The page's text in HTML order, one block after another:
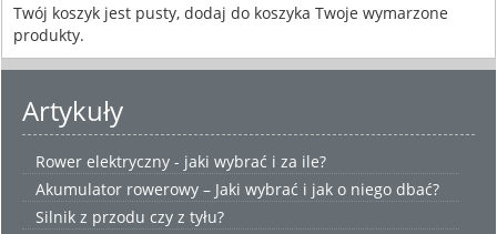
Twój koszyk jest pusty, dodaj do koszyka Twoje wymarzone
produkty.
Artykuły
Rower elektryczny - jaki wybrać i za ile?
Akumulator rowerowy – Jaki wybrać i jak o niego dbać?
Silnik z przodu czy z tyłu?